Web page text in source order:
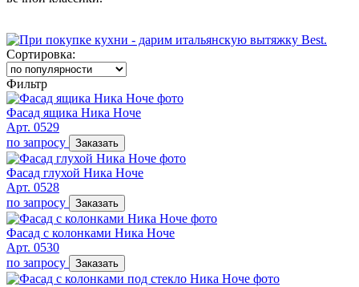
Сортировка:
Фильтр
Фасад ящика Ника Ноче
Арт. 0529
по запросу
Заказать
Фасад глухой Ника Ноче
Арт. 0528
по запросу
Заказать
Фасад с колонками Ника Ноче
Арт. 0530
по запросу
Заказать